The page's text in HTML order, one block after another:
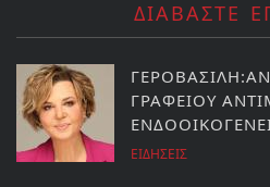
ΔΙΑΒΑΣΤΕ
ΓΡΑΦΕΙΟΥ
ΕΙΔΗΣΕΙΣ